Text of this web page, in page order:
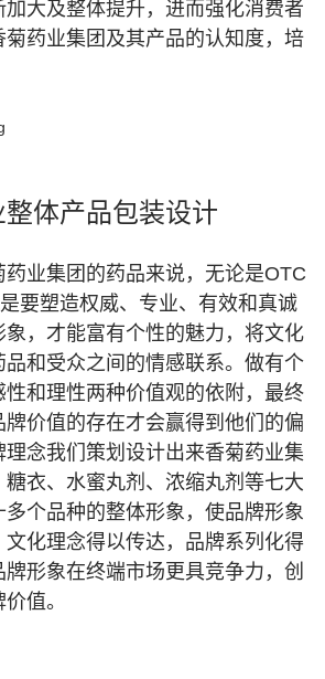
大及整体提升，进而强化消费者
菊药业集团及其产品的认知度，培
体产品包装设计
业集团的药品来说，无论是OTC
要塑造权威、专业、有效和真诚
象，才能富有个性的魅力，将文化
和受众之间的情感联系。做有个
和理性两种价值观的依附，最终
价值的存在才会赢得到他们的偏
念我们策划设计出来香菊药业集
糖衣、水蜜丸剂、浓缩丸剂等七大
个品种的整体形象，使品牌形象
化理念得以传达，品牌系列化得
形象在终端市场更具竞争力，创
值。